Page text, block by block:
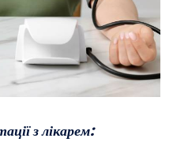
з лікарем: